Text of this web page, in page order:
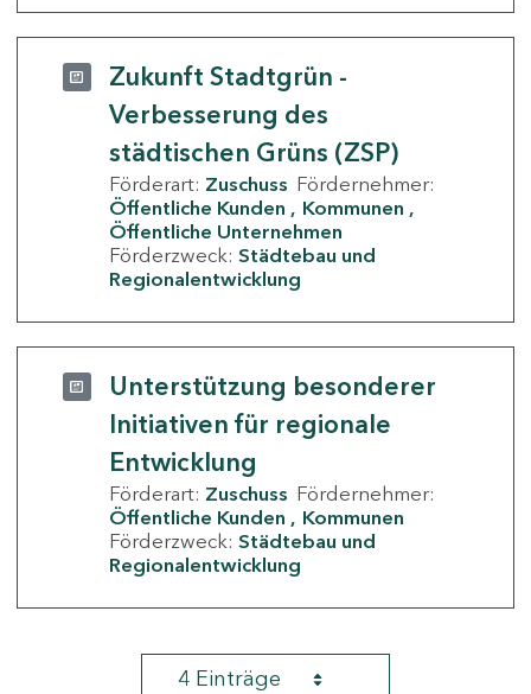
Zukunft Stadtgrün -
Verbesserung des
städtischen Grüns (ZSP)
Förderart: Zuschuss Fördernehmer:
Öffentliche Kunden
Kommunen
Öffentliche Unternehmen
Förderzweck: Städtebau und
Regionalentwicklung
Unterstützung besonderer
Initiativen für regionale
Entwicklung
Förderart: Zuschuss Fördernehmer:
Öffentliche Kunden
Kommunen
Förderzweck: Städtebau und
Regionalentwicklung
4 Einträge